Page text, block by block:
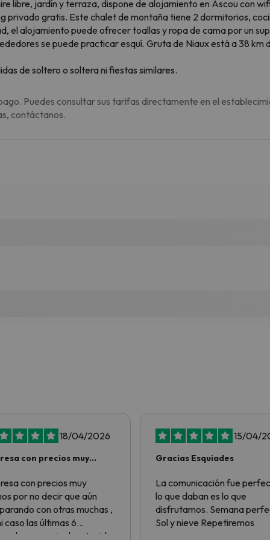
libre, jardín y terraza, dispone de alojamiento en Ascou con
gratis. Este chalet de montaña tiene 2 dormitorios,
el alojamiento puede ofrecer toallas y ropa de cama por un
se puede practicar esquí. Gruta de Niaux está a 38
de soltero o soltera ni fiestas similares.
Puedes consultar sus tarifas directamente en el
contáctanos.
18/04/2026
con precios muy
con precios muy
por no decir que aún
con otras muchas ,
caso las últimas 6
a esquiar han tenido
15/04/
Gracias Esquiades
La comunicación fue
lo que daban es lo que
disfrutamos. Semana
Sol y nieve Repetiremos